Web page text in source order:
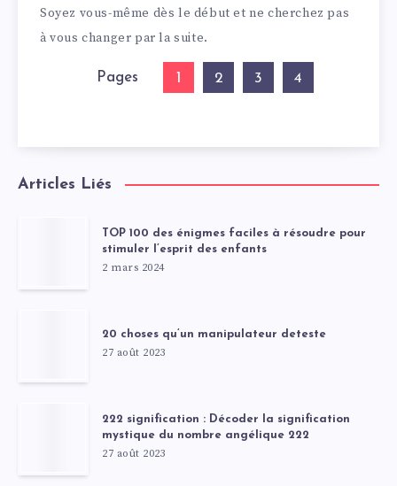
Soyez vous-même dès le début et ne cherchez pas
à vous changer par la suite.
Pages 1 2 3 4
Articles Liés
TOP 100 des énigmes faciles à résoudre pour
stimuler l’esprit des enfants
2 mars 2024
20 choses qu’un manipulateur deteste
27 août 2023
222 signification : Décoder la signification
mystique du nombre angélique 222
27 août 2023